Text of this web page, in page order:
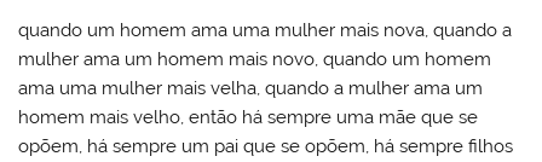
quando um homem ama uma mulher mais nova, quando a
mulher ama um homem mais novo, quando um homem
ama uma mulher mais velha, quando a mulher ama um
homem mais velho, então há sempre uma mãe que se
opõem, há sempre um pai que se opõem, há sempre filhos